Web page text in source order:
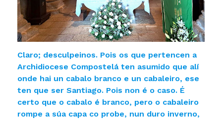
Claro; desculpeinos. Pois os que pertencen a
Archidiocese Compostelá ten asumido que alí
onde hai un cabalo branco e un cabaleiro, ese
ten que ser Santiago. Pois non é o caso. É
certo que o cabalo é branco, pero o cabaleiro
rompe a súa capa co probe, nun duro inverno,